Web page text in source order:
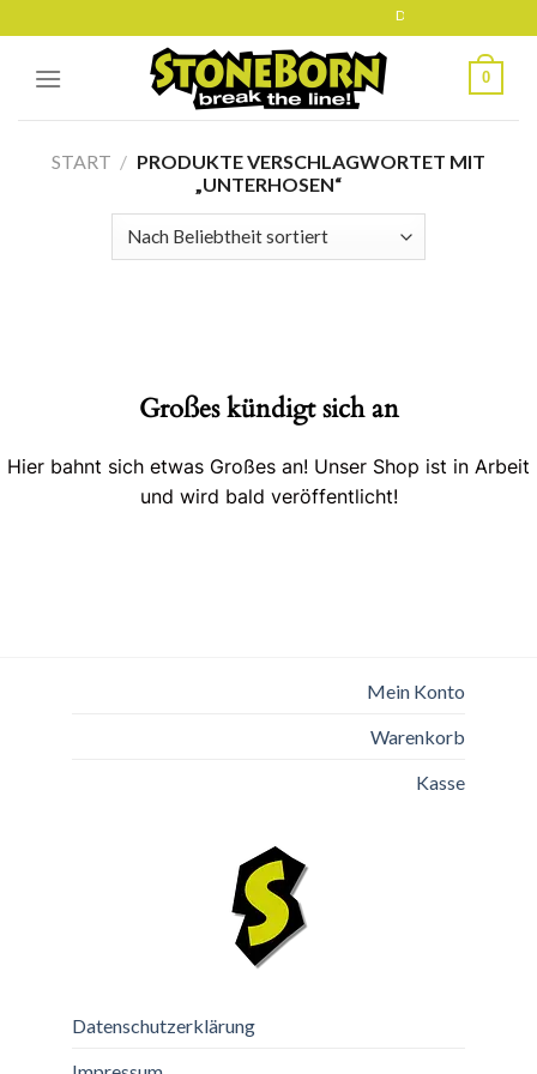
to
content
Diese Seite befindet
0
START / PRODUKTE VERSCHLAGWORTET MIT
„UNTERHOSEN“
Großes kündigt sich an
Hier bahnt sich etwas Großes an! Unser Shop ist in Arbeit
und wird bald veröffentlicht!
Mein Konto
Warenkorb
Kasse
Datenschutzerklärung